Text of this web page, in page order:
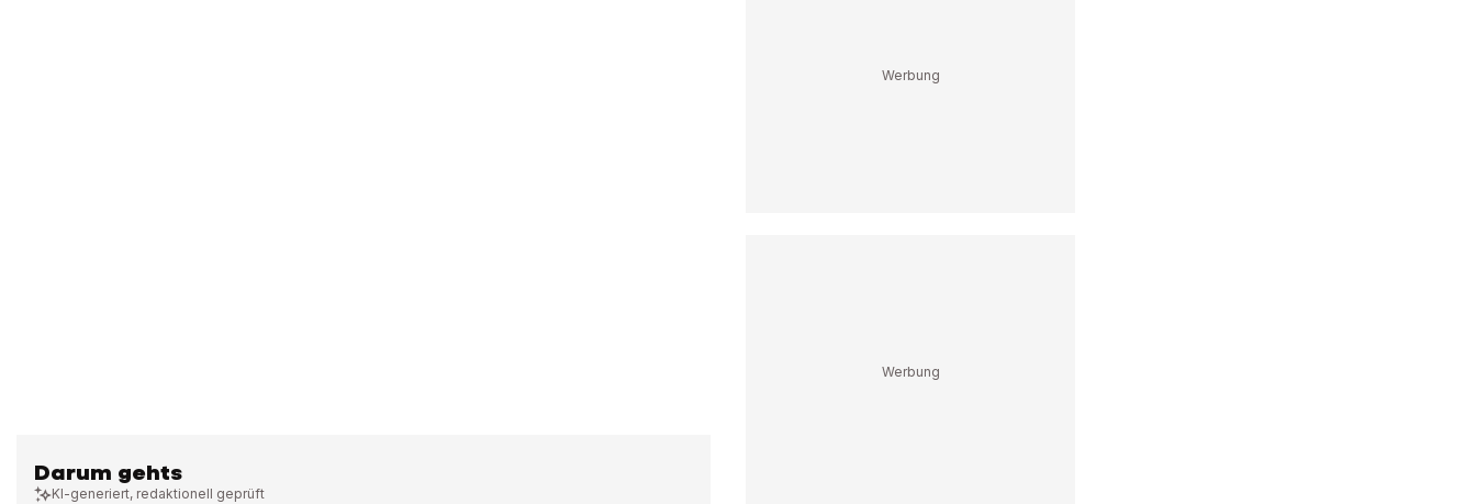
Darum gehts
KI-generiert, redaktionell geprüft